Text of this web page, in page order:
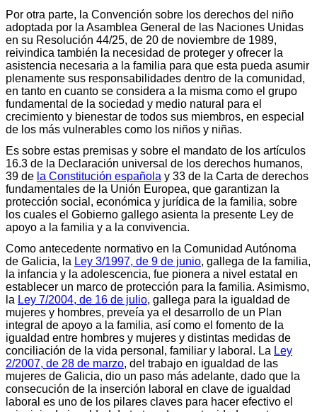
Por otra parte, la Convención sobre los derechos del niño
adoptada por la Asamblea General de las Naciones Unidas
en su Resolución 44/25, de 20 de noviembre de 1989,
reivindica también la necesidad de proteger y ofrecer la
asistencia necesaria a la familia para que esta pueda asumir
plenamente sus responsabilidades dentro de la comunidad,
en tanto en cuanto se considera a la misma como el grupo
fundamental de la sociedad y medio natural para el
crecimiento y bienestar de todos sus miembros, en especial
de los más vulnerables como los niños y niñas.
Es sobre estas premisas y sobre el mandato de los artículos
16.3 de la Declaración universal de los derechos humanos,
39 de la Constitución española y 33 de la Carta de derechos
fundamentales de la Unión Europea, que garantizan la
protección social, económica y jurídica de la familia, sobre
los cuales el Gobierno gallego asienta la presente Ley de
apoyo a la familia y a la convivencia.
Como antecedente normativo en la Comunidad Autónoma
de Galicia, la Ley 3/1997, de 9 de junio, gallega de la familia,
la infancia y la adolescencia, fue pionera a nivel estatal en
establecer un marco de protección para la familia. Asimismo,
la Ley 7/2004, de 16 de julio, gallega para la igualdad de
mujeres y hombres, preveía ya el desarrollo de un Plan
integral de apoyo a la familia, así como el fomento de la
igualdad entre hombres y mujeres y distintas medidas de
conciliación de la vida personal, familiar y laboral. La Ley
2/2007, de 28 de marzo, del trabajo en igualdad de las
mujeres de Galicia, dio un paso más adelante, dado que la
consecución de la inserción laboral en clave de igualdad
laboral es uno de los pilares claves para hacer efectivo el